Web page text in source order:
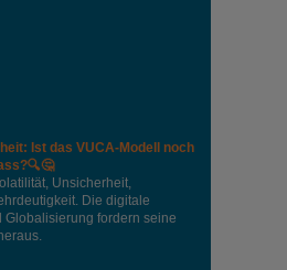
Ist das VUCA-Modell noch
Unsicherheit,
Die digitale
Globalisierung fordern seine